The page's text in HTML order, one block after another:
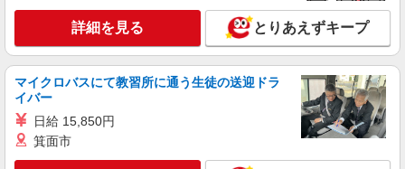
キープ 詳細を見る
株式会社テクノ・サービス/お仕事No/0876003
詳細を見る とりあえずキープ
マイクロバスにて教習所に通う生徒の送迎ドラ
イバー
日給 15,850円
箕面市